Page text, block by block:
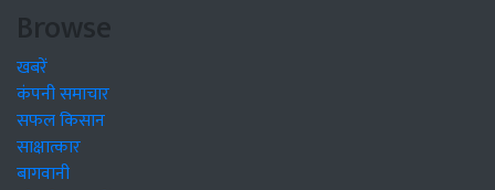
Browse
खबरें
कंपनी समाचार
सफल किसान
साक्षात्कार
बागवानी